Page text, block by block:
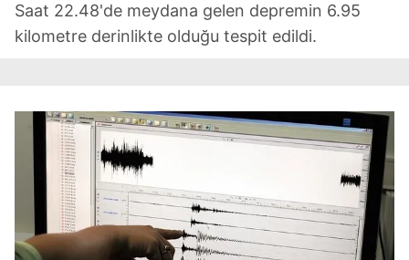
Saat 22.48'de meydana gelen depremin 6.95
kilometre derinlikte olduğu tespit edildi.